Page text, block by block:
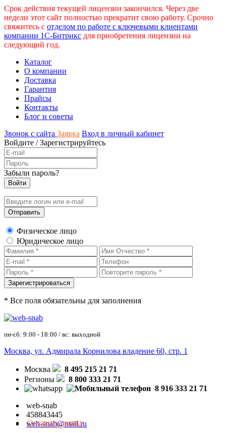
Срок действия текущей лицензии закончился. Через две
недели этот сайт полностью прекратит свою работу. Срочно
свяжитесь с отделом по работе с ключевыми клиентами
компании 1С-Битрикс для приобретения лицензии на
следующий год.
Каталог
О компании
Доставка
Гарантия
Прайсы
Контакты
Блог и советы
Звонок с сайта Заявка Вход в личный кабинет
Войдите /Зарегистрируйтесь
Забыли пароль?
Физическое лицо
Юридическое лицо
* Все поля обязательны для заполнения
пн-сб: 9:00 - 18:00 / вс: выходной
Москва, ул. Адмирала Корнилова владение 60, стр. 1
Москва
8 495 215 21 71
Регионы
8 800 333 21 71
8 916 333 21 71
web-snab
458843445
web-snab@mail.ru
Оставить заявку